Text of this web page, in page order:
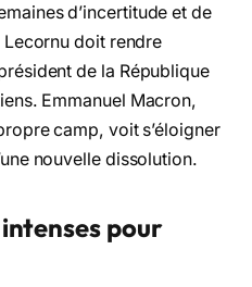
d’incertitude et de
doit rendre
de la République
Emmanuel Macron,
camp, voit s’éloigner
nouvelle dissolution.
pour